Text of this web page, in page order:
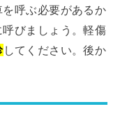
呼ぶ必要があるか
びましょう。軽傷
してください。後か